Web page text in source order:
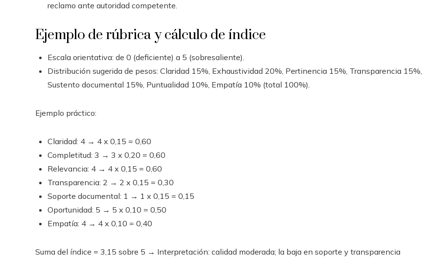
reclamo ante autoridad competente.
Ejemplo de rúbrica y cálculo de índice
Escala orientativa: de 0 (deficiente) a 5 (sobresaliente).
Distribución sugerida de pesos: Claridad 15%, Exhaustividad 20%, Pertinencia 15%, Transparencia 15%,
Sustento documental 15%, Puntualidad 10%, Empatía 10% (total 100%).
Ejemplo práctico:
Claridad: 4 → 4 x 0,15 = 0,60
Completitud: 3 → 3 x 0,20 = 0,60
Relevancia: 4 → 4 x 0,15 = 0,60
Transparencia: 2 → 2 x 0,15 = 0,30
Soporte documental: 1 → 1 x 0,15 = 0,15
Oportunidad: 5 → 5 x 0,10 = 0,50
Empatía: 4 → 4 x 0,10 = 0,40
Suma del índice = 3,15 sobre 5 → Interpretación: calidad moderada; la baja en soporte y transparencia